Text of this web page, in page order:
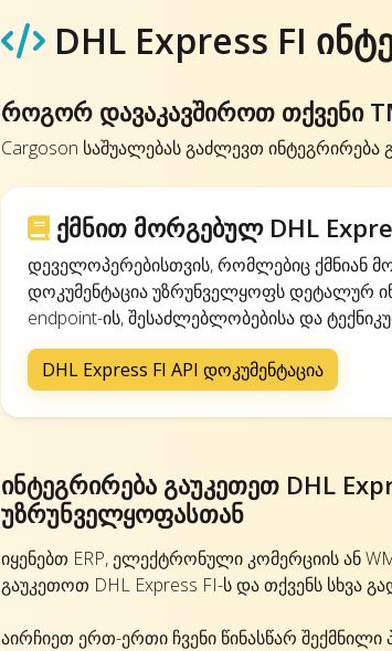
DHL Express FI
როგორ დავაკავშიროთ თქვენი
Cargoson საშუალებას გაძლევთ ინტეგრირება
ქმნით მორგებულ DHL
დეველოპერებისთვის, რომლებიც ქმნიან
დოკუმენტაცია უზრუნველყოფს დეტალურ
endpoint-ის, შესაძლებლობებისა და
DHL Express FI API დოკუმენტაცია
ინტეგრირება გაუკეთეთ DHL
უზრუნველყოფასთან
იყენებთ ERP, ელექტრონული კომერციის ან
გაუკეთოთ DHL Express FI-ს და თქვენს სხვა
აირჩიეთ ერთ-ერთი ჩვენი წინასწარ შექმნილი